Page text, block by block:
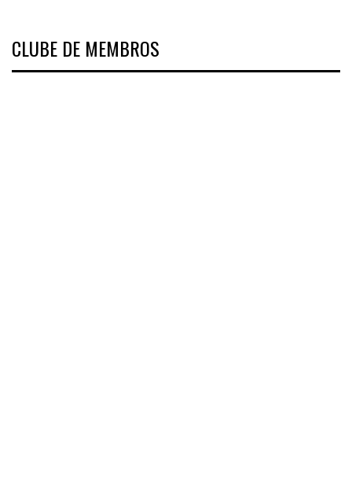
CLUBE DE MEMBROS